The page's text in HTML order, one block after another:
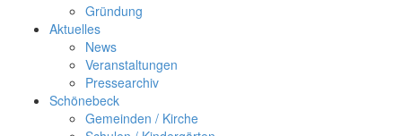
Gründung
Aktuelles
News
Veranstaltungen
Pressearchiv
Schönebeck
Gemeinden / Kirche